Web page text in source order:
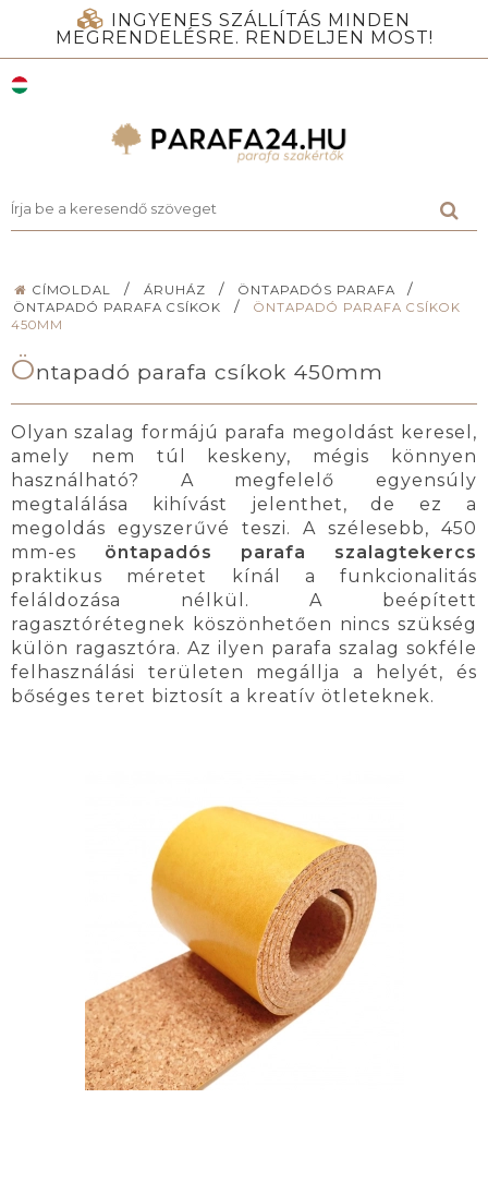
INGYENES SZÁLLÍTÁS MINDEN
MEGRENDELÉSRE. RENDELJEN MOST!
CÍMOLDAL / ÁRUHÁZ / ÖNTAPADÓS PARAFA /
ÖNTAPADÓ PARAFA CSÍKOK /
ÖNTAPADÓ PARAFA CSÍKOK
450MM
Öntapadó parafa csíkok 450mm
Olyan szalag formájú parafa megoldást keresel,
amely nem túl keskeny, mégis könnyen
használható? A megfelelő egyensúly
megtalálása kihívást jelenthet, de ez a
megoldás egyszerűvé teszi. A szélesebb, 450
mm-es öntapadós parafa szalagtekercs
praktikus méretet kínál a funkcionalitás
feláldozása nélkül. A beépített
ragasztórétegnek köszönhetően nincs szükség
külön ragasztóra. Az ilyen parafa szalag sokféle
felhasználási területen megállja a helyét, és
bőséges teret biztosít a kreatív ötleteknek.